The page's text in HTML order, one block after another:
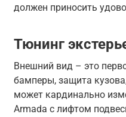
должен приносить
Тюнинг
Внешний вид – это
бамперы, защита
может кардинально
Armada с лифтом